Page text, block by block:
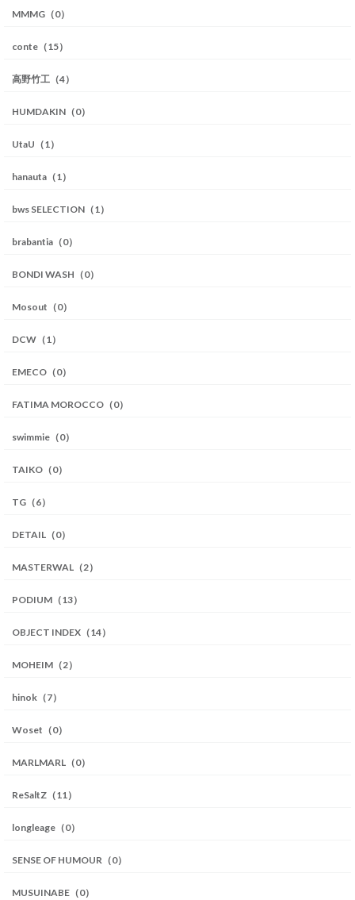
MMMG（0）
conte（15）
高野竹工（4）
HUMDAKIN（0）
UtaU（1）
hanauta（1）
bws SELECTION（1）
brabantia（0）
BONDI WASH（0）
Mosout（0）
DCW（1）
EMECO（0）
FATIMA MOROCCO（0）
swimmie（0）
TAIKO（0）
TG（6）
DETAIL（0）
MASTERWAL（2）
PODIUM（13）
OBJECT INDEX（14）
MOHEIM（2）
hinok（7）
Woset（0）
MARLMARL（0）
ReSaltZ（11）
longleage（0）
SENSE OF HUMOUR（0）
MUSUINABE（0）